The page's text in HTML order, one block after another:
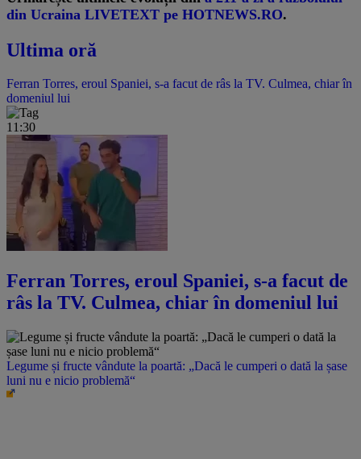
din Ucraina LIVETEXT pe HOTNEWS.RO.
Ultima oră
Ferran Torres, eroul Spaniei, s-a facut de râs la TV. Culmea, chiar în
domeniul lui
11:30
Ferran Torres, eroul Spaniei, s-a facut de
râs la TV. Culmea, chiar în domeniul lui
Legume și fructe vândute la poartă: „Dacă le cumperi o dată la șase
luni nu e nicio problemă“